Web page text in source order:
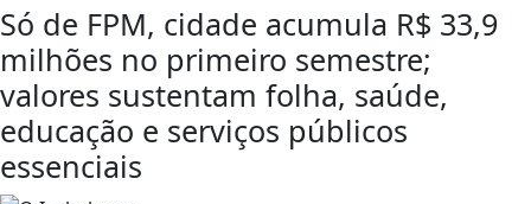
Só de FPM, cidade acumula R$ 33,9
milhões no primeiro semestre;
valores sustentam folha, saúde,
educação e serviços públicos
essenciais